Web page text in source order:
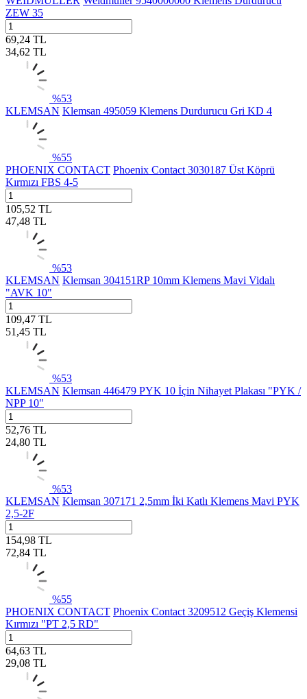
ZEW 35
69,24 TL
34,62 TL
%53
KLEMSAN Klemsan 495059 Klemens Durdurucu Gri KD 4
%55
PHOENIX CONTACT Phoenix Contact 3030187 Üst Köprü
Kırmızı FBS 4-5
105,52 TL
47,48 TL
%53
KLEMSAN Klemsan 304151RP 10mm Klemens Mavi Vidalı
"AVK 10"
109,47 TL
51,45 TL
%53
KLEMSAN Klemsan 446479 PYK 10 İçin Nihayet Plakası "PYK /
NPP 10"
52,76 TL
24,80 TL
%53
KLEMSAN Klemsan 307171 2,5mm İki Katlı Klemens Mavi PYK
2,5-2F
154,98 TL
72,84 TL
%55
PHOENIX CONTACT Phoenix Contact 3209512 Geçiş Klemensi
Kırmızı "PT 2,5 RD"
64,63 TL
29,08 TL